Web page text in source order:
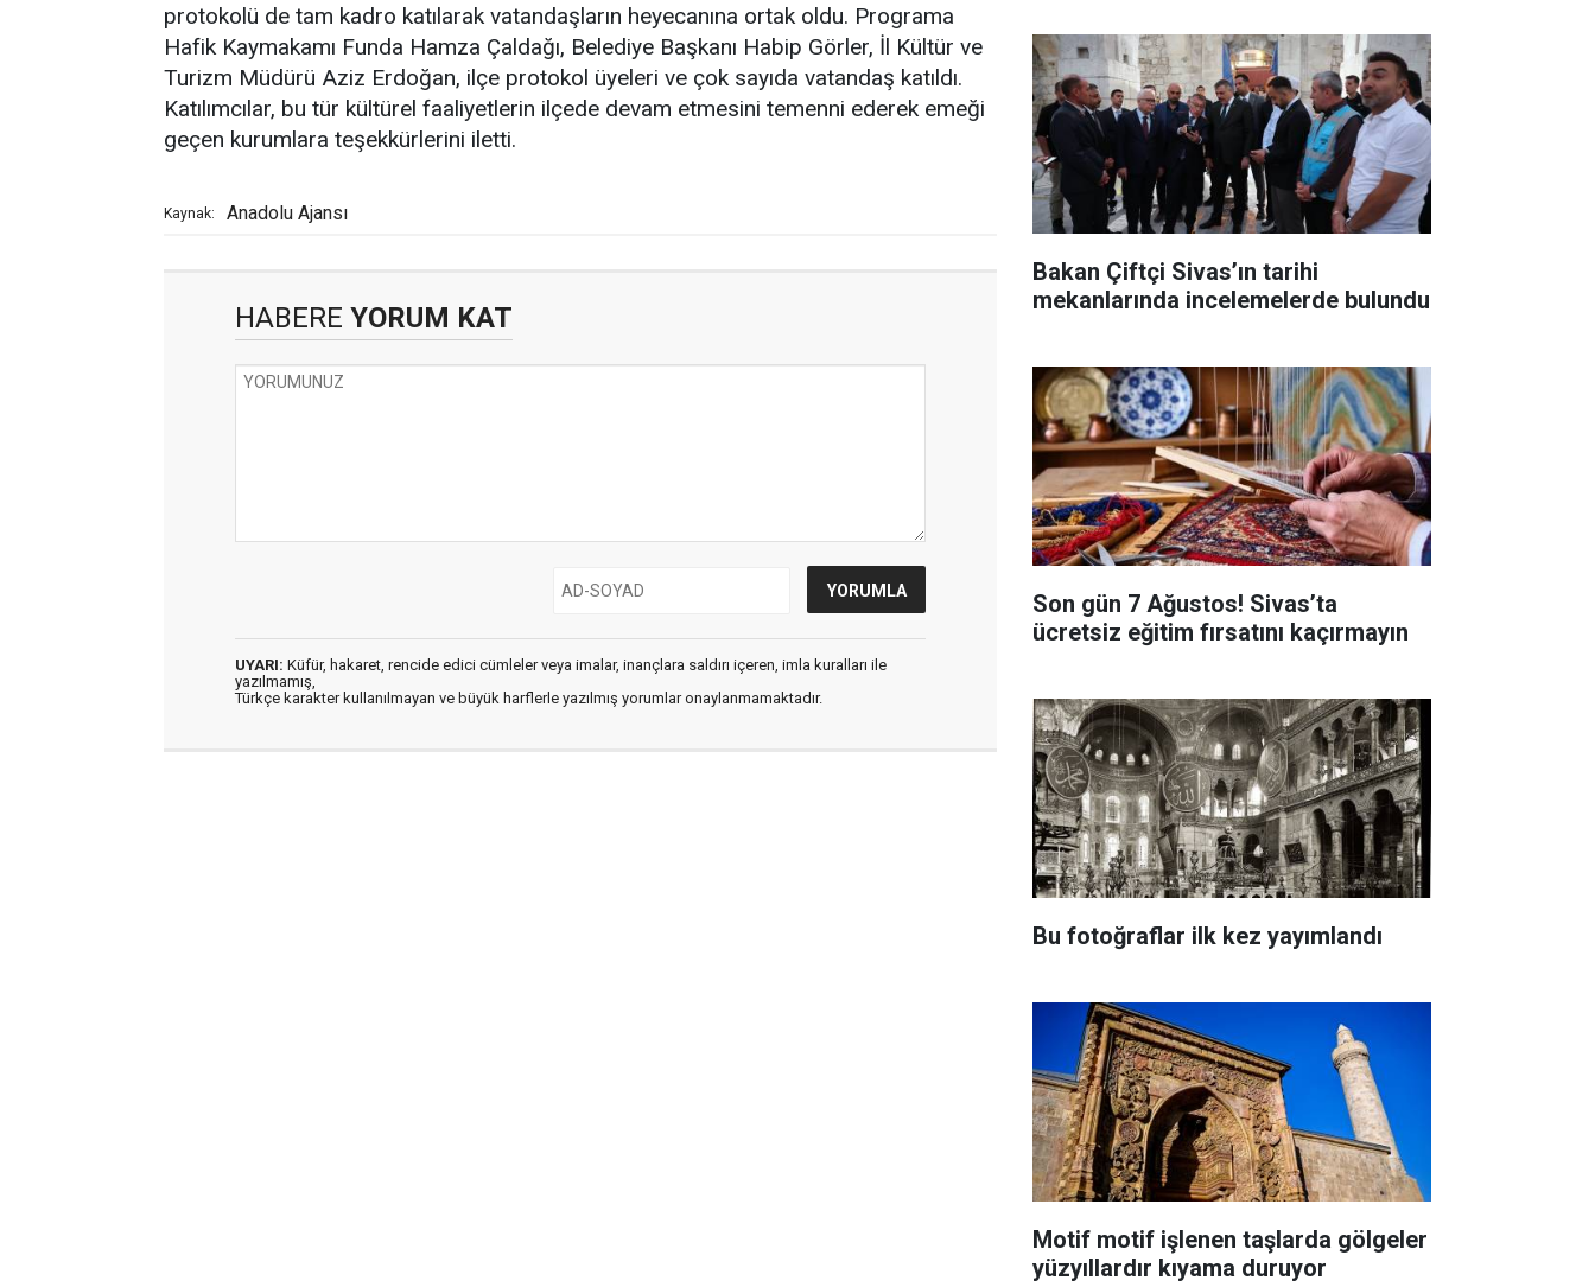
protokolü de tam kadro katılarak vatandaşların heyecanına ortak oldu. Programa
Hafik Kaymakamı Funda Hamza Çaldağı, Belediye Başkanı Habip Görler, İl Kültür ve
Turizm Müdürü Aziz Erdoğan, ilçe protokol üyeleri ve çok sayıda vatandaş katıldı.
Katılımcılar, bu tür kültürel faaliyetlerin ilçede devam etmesini temenni ederek emeği
geçen kurumlara teşekkürlerini iletti.
Kaynak: Anadolu Ajansı
HABERE YORUM KAT
UYARI: Küfür, hakaret, rencide edici cümleler veya imalar, inançlara saldırı içeren, imla kuralları ile
yazılmamış,
Türkçe karakter kullanılmayan ve büyük harflerle yazılmış yorumlar onaylanmamaktadır.
Bakan Çiftçi Sivas’ın tarihi
mekanlarında incelemelerde bulundu
Son gün 7 Ağustos! Sivas’ta
ücretsiz eğitim fırsatını kaçırmayın
Bu fotoğraflar ilk kez yayımlandı
Motif motif işlenen taşlarda gölgeler
yüzyıllardır kıyama duruyor